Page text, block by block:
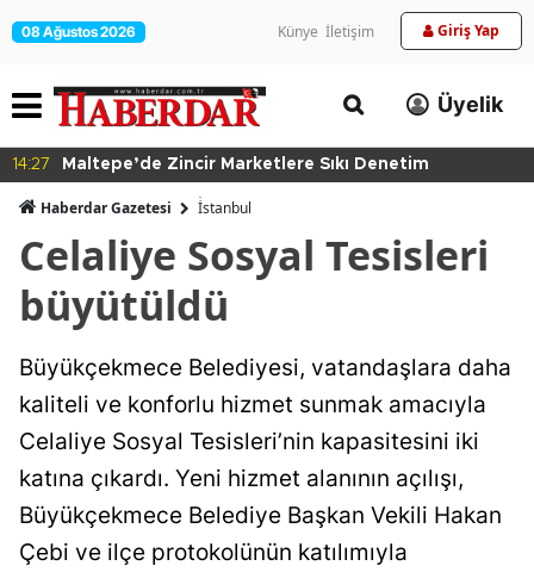
08 Ağustos 2026 Künye İletişim Giriş Yap
Üyelik
14:27 Maltepe’de Zincir Marketlere Sıkı Denetim
Haberdar Gazetesi İ̇stanbul
Celaliye Sosyal Tesisleri
büyütüldü
Büyükçekmece Belediyesi, vatandaşlara daha
kaliteli ve konforlu hizmet sunmak amacıyla
Celaliye Sosyal Tesisleri’nin kapasitesini iki
katına çıkardı. Yeni hizmet alanının açılışı,
Büyükçekmece Belediye Başkan Vekili Hakan
Çebi ve ilçe protokolünün katılımıyla